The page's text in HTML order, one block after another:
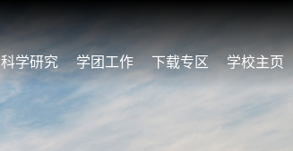
科学研究 学团工作 下载专区 学校主页